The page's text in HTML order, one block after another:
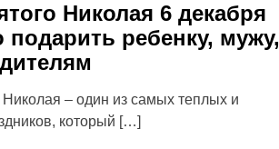
Николая 6 декабря
подарить ребенку, мужу,
– один из самых теплых и
который […]